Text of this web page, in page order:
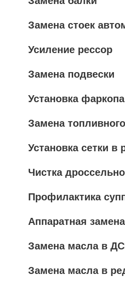
Замена стоек
Усиление рессор
Замена подвески
Установка фаркопа
Замена
Установка сетки в
Чистка
Профилактика
Аппаратная
Замена масла в
Замена масла в